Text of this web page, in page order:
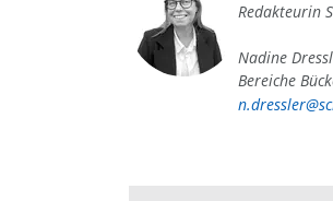
Redakteurin
Nadine
Bereiche